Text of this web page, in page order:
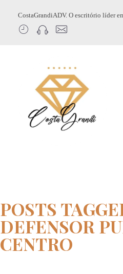
CostaGrandiADV. O escritório líder
POSTS
DEFENSOR
CENTRO